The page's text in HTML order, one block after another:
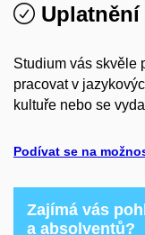
Uplatnění
Studium vás skvěle
pracovat v
kultuře nebo se
Podívat se na
Zajímá vás
a absolventů?